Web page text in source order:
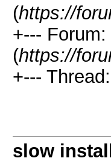
(https://
+---
(https://
+---
slow